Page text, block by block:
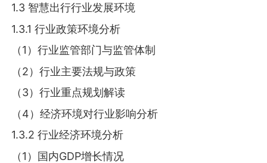
1.3 智慧出行行业发展环境
1.3.1 行业政策环境分析
（1）行业监管部门与监管体制
（2）行业主要法规与政策
（3）行业重点规划解读
（4）经济环境对行业影响分析
1.3.2 行业经济环境分析
（1）国内GDP增长情况